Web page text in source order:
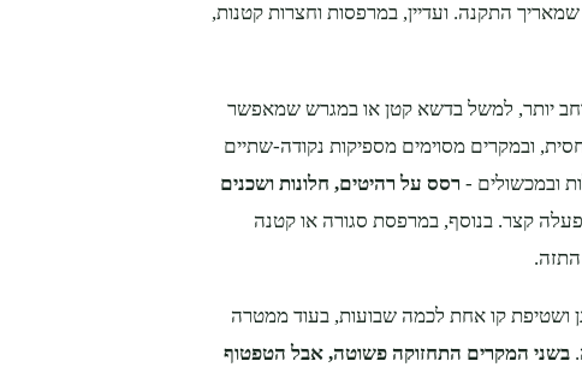
התקנה. ועדיין, במרפסות וחצרות קטנות,
יותר, למשל בדשא קטן או במגרש שמאפשר
ובמקרים מסוימים מספיקות נקודה‑שתיים
ובמכשולים - רסס על רהיטים, חלונות ושכנים
קצר. בנוסף, במרפסת סגורה או קטנה
ושטיפת קו אחת לכמה שבועות, בעוד ממטרה
בשני המקרים התחזוקה פשוטה, אבל הטפטוף